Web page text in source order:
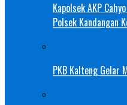
Kapolsek AKP
Polsek Kandangan
PKB Kalteng Gelar